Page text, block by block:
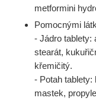
metformini
Pomocnými
- Jádro tablety:
stearát,
křemičitý.
- Potah tablety:
mastek,